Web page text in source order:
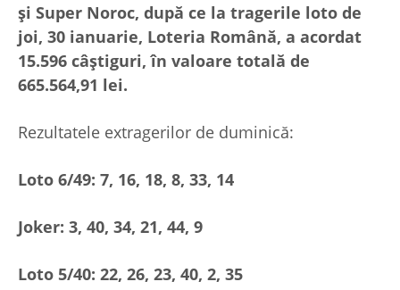
și Super Noroc, după ce la tragerile loto de
joi, 30 ianuarie, Loteria Română, a acordat
15.596 câștiguri, în valoare totală de
665.564,91 lei.
Rezultatele extragerilor de duminică:
Loto 6/49: 7, 16, 18, 8, 33, 14
Joker: 3, 40, 34, 21, 44, 9
Loto 5/40: 22, 26, 23, 40, 2, 35